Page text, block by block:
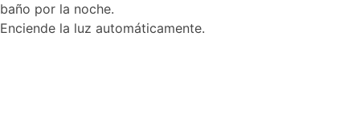
baño por la noche.
Enciende la luz automáticamente.